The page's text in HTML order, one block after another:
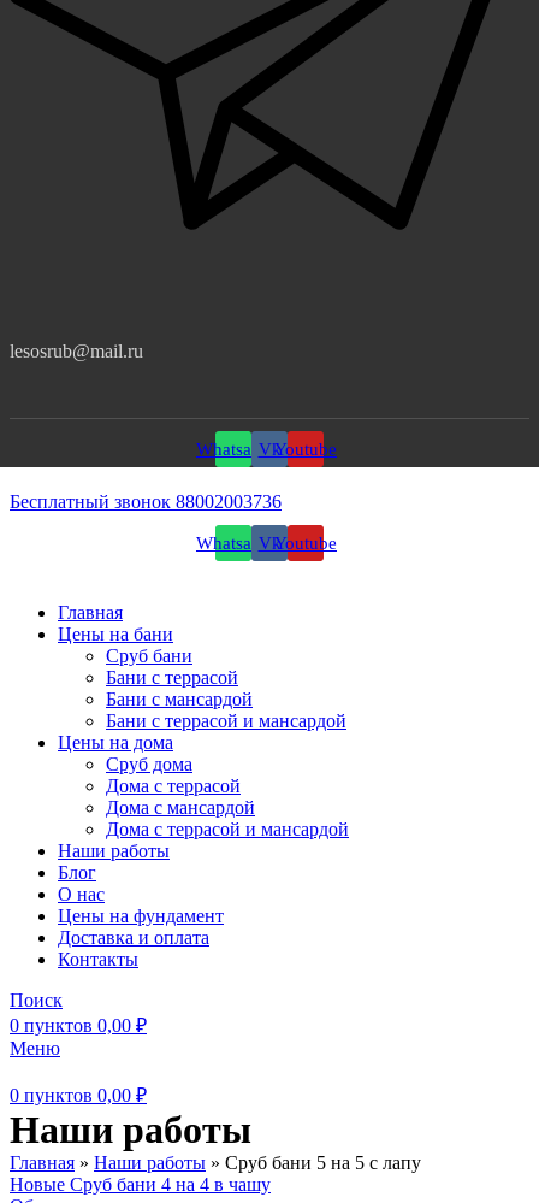
lesosrub@mail.ru
WhatsappVkYoutube
Бесплатный звонок 88002003736
WhatsappVkYoutube
Главная
Цены на бани
Сруб бани
Бани с террасой
Бани с мансардой
Бани с террасой и мансардой
Цены на дома
Сруб дома
Дома с террасой
Дома с мансардой
Дома с террасой и мансардой
Наши работы
Блог
О нас
Цены на фундамент
Доставка и оплата
Контакты
Поиск
0 пунктов 0,00 ₽
Меню
0 пунктов 0,00 ₽
Наши работы
Главная » Наши работы » Сруб бани 5 на 5 с лапу
Новые Сруб бани 4 на 4 в чашу